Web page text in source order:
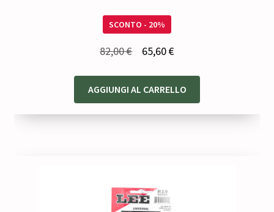
SCONTO - 20%
82,00€
originale
era:
65,60€Il
attuale
è:
AGGIUNGI AL CARRELLO